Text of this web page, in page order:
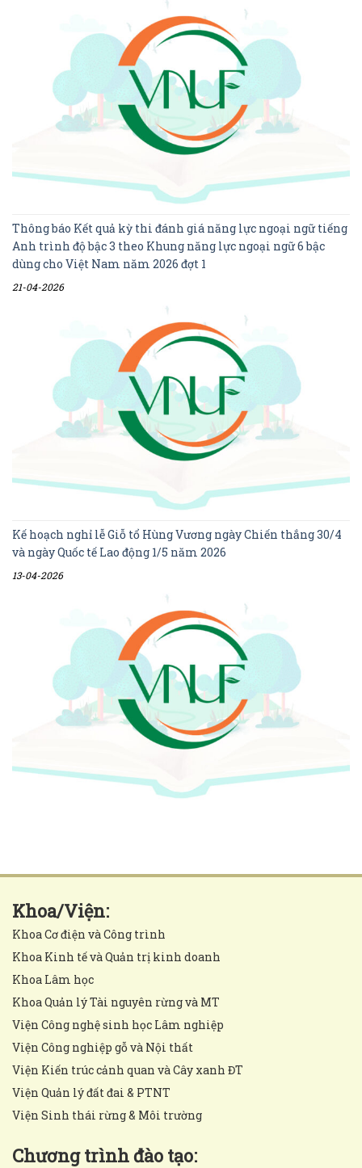
Thông báo Kết quả kỳ thi đánh giá năng lực ngoại ngữ tiếng
Anh trình độ bậc 3 theo Khung năng lực ngoại ngữ 6 bậc
dùng cho Việt Nam năm 2026 đợt 1
21-04-2026
Kế hoạch nghỉ lễ Giỗ tổ Hùng Vương ngày Chiến thắng 30/4
và ngày Quốc tế Lao động 1/5 năm 2026
13-04-2026
Khoa/Viện:
Khoa Cơ điện và Công trình
Khoa Kinh tế và Quản trị kinh doanh
Khoa Lâm học
Khoa Quản lý Tài nguyên rừng và MT
Viện Công nghệ sinh học Lâm nghiệp
Viện Công nghiệp gỗ và Nội thất
Viện Kiến trúc cảnh quan và Cây xanh ĐT
Viện Quản lý đất đai & PTNT
Viện Sinh thái rừng & Môi trường
Chương trình đào tạo: